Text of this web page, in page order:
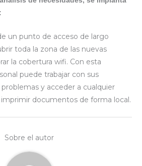
un punto de acceso de largo
toda la zona de las nuevas
la cobertura wifi. Con esta
puede trabajar con sus
y acceder a cualquier
imprimir documentos de forma local.
Sobre el autor